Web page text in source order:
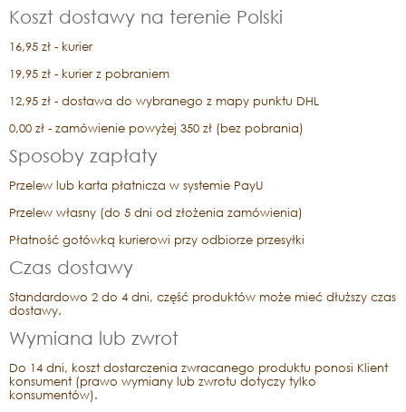
Koszt dostawy na terenie Polski
16,95 zł - kurier
19,95 zł - kurier z pobraniem
12,95 zł - dostawa do wybranego z mapy punktu DHL
0,00 zł - zamówienie powyżej 350 zł (bez pobrania)
Sposoby zapłaty
Przelew lub karta płatnicza w systemie PayU
Przelew własny (do 5 dni od złożenia zamówienia)
Płatność gotówką kurierowi przy odbiorze przesyłki
Czas dostawy
Standardowo 2 do 4 dni, część produktów może mieć dłuższy czas
dostawy.
Wymiana lub zwrot
Do 14 dni, koszt dostarczenia zwracanego produktu ponosi Klient
konsument (prawo wymiany lub zwrotu dotyczy tylko
konsumentów).